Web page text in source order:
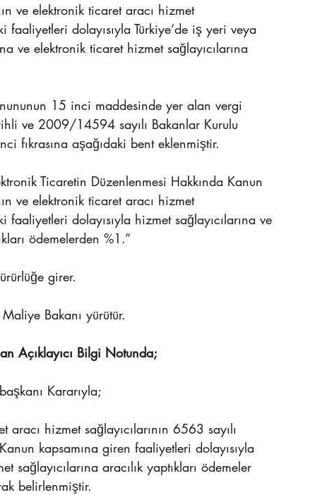
ve elektronik ticaret aracı hizmet
faaliyetleri dolayısıyla Türkiye’de iş yeri veya
ve elektronik ticaret hizmet sağlayıcılarına
15 inci maddesinde yer alan vergi
ve 2009/14594 sayılı Bakanlar Kurulu
fıkrasına aşağıdaki bent eklenmiştir.
Ticaretin Düzenlenmesi Hakkında Kanun
ve elektronik ticaret aracı hizmet
faaliyetleri dolayısıyla hizmet sağlayıcılarına ve
ödemelerden %1.”
girer.
Bakanı yürütür.
Açıklayıcı Bilgi Notunda;
Kararıyla;
hizmet sağlayıcılarının 6563 sayılı
kapsamına giren faaliyetleri dolayısıyla
sağlayıcılarına aracılık yaptıkları ödemeler
belirlenmiştir.